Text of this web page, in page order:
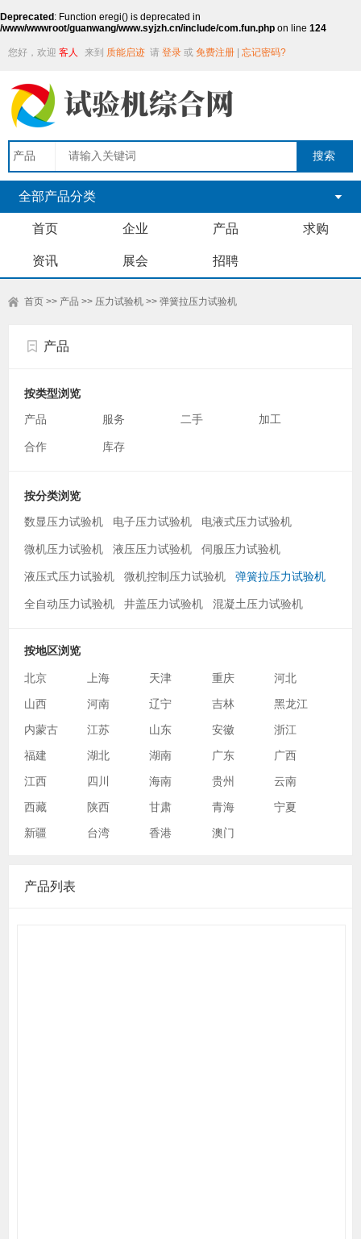
Deprecated : Function eregi() is deprecated in
/www/wwwroot/guanwang/www.syjzh.cn/include/com.fun.php on line 124
您好，欢迎 客人 来到 质能启迹 请 登录 或 免费注册 忘记密码?
全部产品分类
首页 企业 产品 求购
资讯 展会 招聘
首页 >> 产品 >> 压力试验机 >> 弹簧拉压力试验机
产品
按类型浏览
产品
服务 二手 加工
合作 库存
按分类浏览
数显压力试验机
电子压力试验机 电液式压力试验机
微机压力试验机 液压压力试验机 伺服压力试验机
液压式压力试验机 微机控制压力试验机 弹簧拉压力试验机
全自动压力试验机 井盖压力试验机 混凝土压力试验机
按地区浏览
北京 上海 天津 重庆
河北
山西
河南 辽宁 吉林
黑龙江
内蒙古
江苏 山东 安徽
浙江
福建
湖北 湖南 广东
广西
江西
四川 海南 贵州
云南
西藏
陕西 甘肃 青海
宁夏
新疆
台湾 香港 澳门
产品列表